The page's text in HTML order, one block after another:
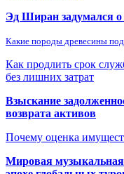
Эд Ширан задумался о
Какие породы древесины
Как продлить срок
без лишних затрат
Взыскание
возврата активов
Почему оценка
Мировая музыкальная